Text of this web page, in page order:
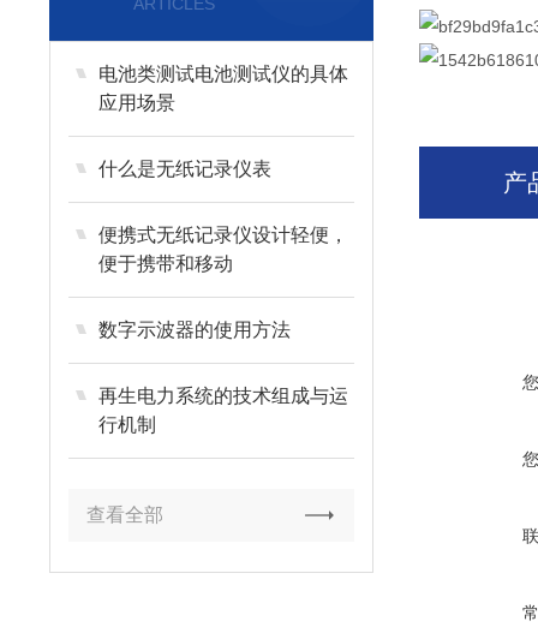
电池类测试电池测试仪的具体
应用场景
什么是无纸记录仪表
便携式无纸记录仪设计轻便，
便于携带和移动
数字示波器的使用方法
再生电力系统的技术组成与运
行机制
查看全部
产